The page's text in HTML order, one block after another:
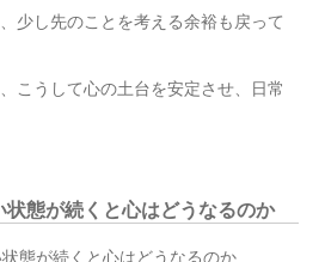
少し先のことを考える余裕も戻って
こうして心の土台を安定させ、日常
態が続くと心はどうなるのか